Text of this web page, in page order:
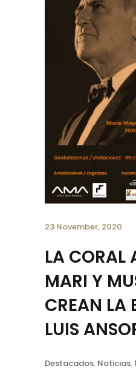
23 November, 2020
LA CORAL
MARI Y
CREAN LA
LUIS
Destacados, Noticias,